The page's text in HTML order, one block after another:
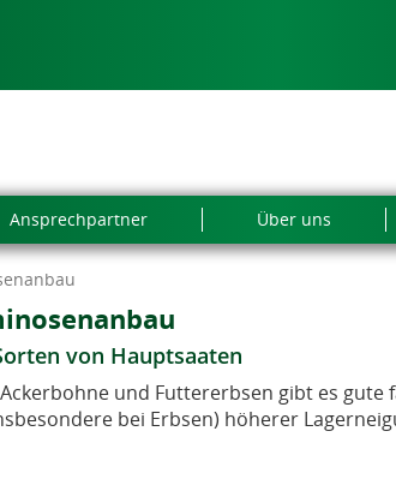
Ansprechpartner Über uns
von Hauptsaaten
und Futtererbsen gibt es
bei Erbsen) höherer